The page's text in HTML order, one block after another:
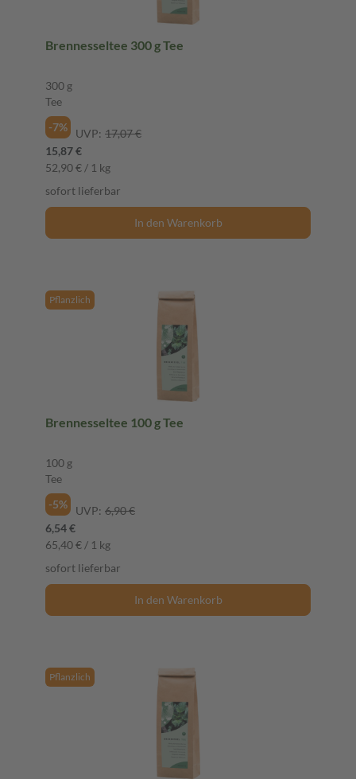
Brennesseltee 300 g Tee
300 g
Tee
-7%
UVP: 17,07 €
15,87 €
52,90 € / 1 kg
sofort lieferbar
In den Warenkorb
Pflanzlich
Brennesseltee 100 g Tee
100 g
Tee
-5%
UVP: 6,90 €
6,54 €
65,40 € / 1 kg
sofort lieferbar
In den Warenkorb
Pflanzlich